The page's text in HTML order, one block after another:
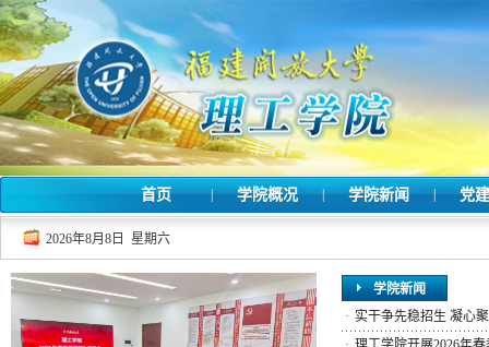
首页 | 学院概况 | 学院新闻 | 党
2026年8月8日 星期六
学院新闻
· 实干争先稳招生 凝心